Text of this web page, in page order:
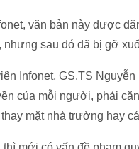
văn bản này được
nhưng sau đó đã bị gỡ
Infonet, GS.TS
của mỗi người, phải
mặt nhà trường hay